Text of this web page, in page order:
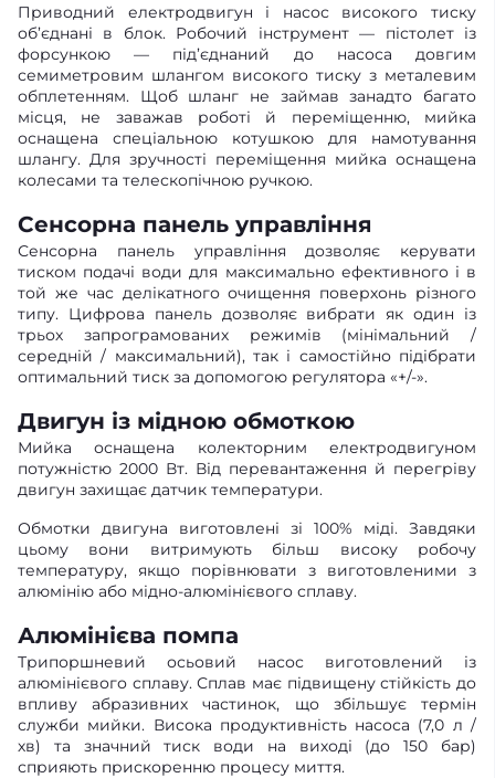
Приводний електродвигун і насос високого тиску
об’єднані в блок. Робочий інструмент — пістолет із
форсункою — під’єднаний до насоса довгим
семиметровим шлангом високого тиску з металевим
обплетенням. Щоб шланг не займав занадто багато
місця, не заважав роботі й переміщенню, мийка
оснащена спеціальною котушкою для намотування
шлангу. Для зручності переміщення мийка оснащена
колесами та телескопічною ручкою.
Сенсорна панель управління
Сенсорна панель управління дозволяє керувати
тиском подачі води для максимально ефективного і в
той же час делікатного очищення поверхонь різного
типу. Цифрова панель дозволяє вибрати як один із
трьох запрограмованих режимів (мінімальний /
середній / максимальний), так і самостійно підібрати
оптимальний тиск за допомогою регулятора «+/-».
Двигун із мідною обмоткою
Мийка оснащена колекторним електродвигуном
потужністю 2000 Вт. Від перевантаження й перегріву
двигун захищає датчик температури.
Обмотки двигуна виготовлені зі 100% міді. Завдяки
цьому вони витримують більш високу робочу
температуру, якщо порівнювати з виготовленими з
алюмінію або мідно-алюмінієвого сплаву.
Алюмінієва помпа
Трипоршневий осьовий насос виготовлений із
алюмінієвого сплаву. Сплав має підвищену стійкість до
впливу абразивних частинок, що збільшує термін
служби мийки. Висока продуктивність насоса (7,0 л /
хв) та значний тиск води на виході (до 150 бар)
сприяють прискоренню процесу миття.